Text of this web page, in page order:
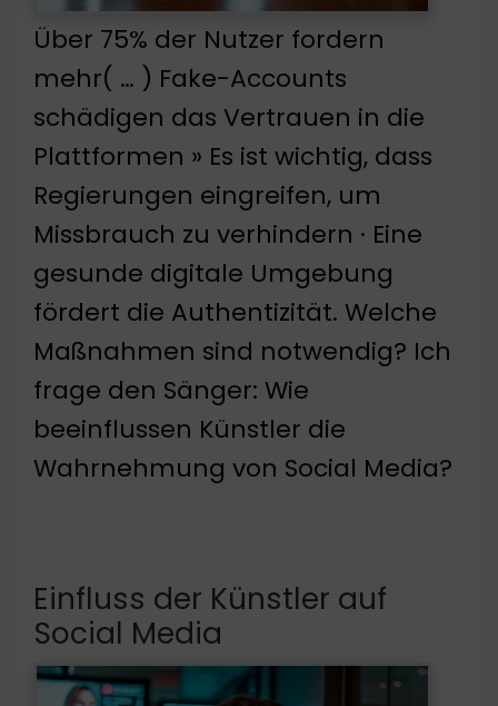
Über 75% der Nutzer fordern
mehr( … ) Fake-Accounts
schädigen das Vertrauen in die
Plattformen » Es ist wichtig, dass
Regierungen eingreifen, um
Missbrauch zu verhindern · Eine
gesunde digitale Umgebung
fördert die Authentizität. Welche
Maßnahmen sind notwendig? Ich
frage den Sänger: Wie
beeinflussen Künstler die
Wahrnehmung von Social Media?
Einfluss der Künstler auf
Social Media